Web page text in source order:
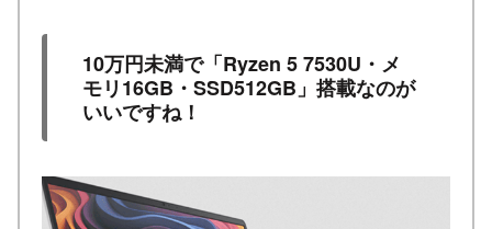
10万円未満で「Ryzen 5 7530U・メ
モリ16GB・SSD512GB」搭載なのが
いいですね！